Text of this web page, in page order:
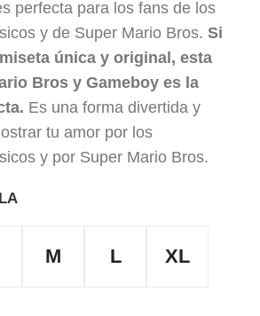
perfecta para los fans de los
y de Super Mario Bros. Si
única y original, esta
Bros y Gameboy es la
Es una forma divertida y
tu amor por los
y por Super Mario Bros.
M L XL